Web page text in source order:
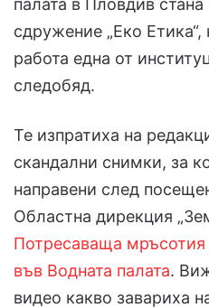
сдружение „Еко
работа една от
следобяд.
Те изпратиха на
скандални снимки, за
направени след
Областна дирекция
Потресаваща мръсотия
във Водната палата.
видео какво завариха